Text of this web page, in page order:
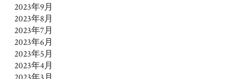
2023年9月
2023年8月
2023年7月
2023年6月
2023年5月
2023年4月